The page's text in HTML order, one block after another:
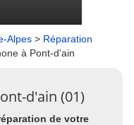
Alpes > Réparation
à Pont-d'ain
d'ain (01)
de votre